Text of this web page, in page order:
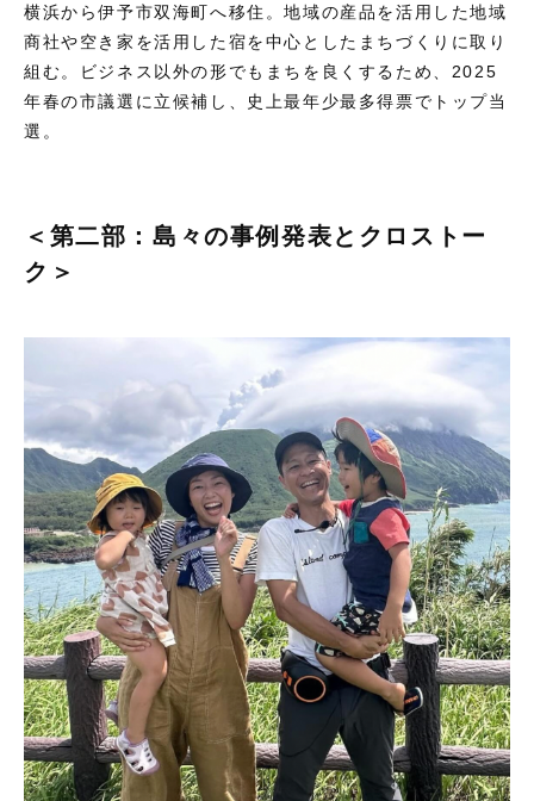
横浜から伊予市双海町へ移住。地域の産品を活用した地域
商社や空き家を活用した宿を中心としたまちづくりに取り
組む。ビジネス以外の形でもまちを良くするため、2025
年春の市議選に立候補し、史上最年少最多得票でトップ当
選。
＜第二部：島々の事例発表とクロストー
ク＞